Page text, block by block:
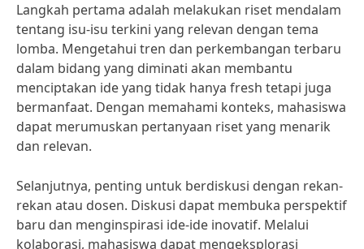
Langkah pertama adalah melakukan riset mendalam
tentang isu-isu terkini yang relevan dengan tema
lomba. Mengetahui tren dan perkembangan terbaru
dalam bidang yang diminati akan membantu
menciptakan ide yang tidak hanya fresh tetapi juga
bermanfaat. Dengan memahami konteks, mahasiswa
dapat merumuskan pertanyaan riset yang menarik
dan relevan.
Selanjutnya, penting untuk berdiskusi dengan rekan-
rekan atau dosen. Diskusi dapat membuka perspektif
baru dan menginspirasi ide-ide inovatif. Melalui
kolaborasi, mahasiswa dapat mengeksplorasi